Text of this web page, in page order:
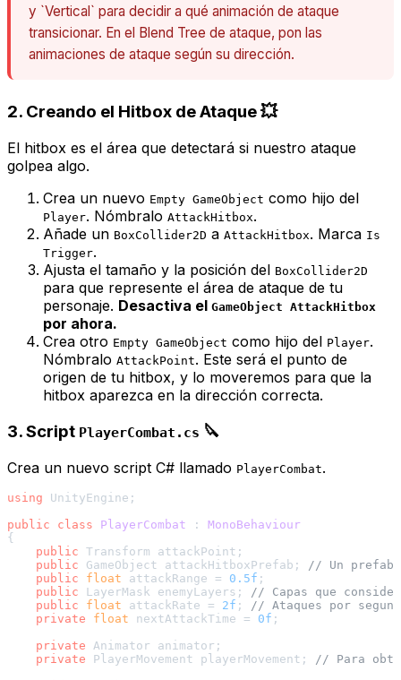
y `Vertical` para decidir a qué animación de ataque
transicionar. En el Blend Tree de ataque, pon las
animaciones de ataque según su dirección.
2. Creando el Hitbox de Ataque 💥
El hitbox es el área que detectará si nuestro ataque
golpea algo.
Crea un nuevo Empty GameObject como hijo del
Player. Nómbralo AttackHitbox.
Añade un BoxCollider2D a AttackHitbox. Marca Is
Trigger.
Ajusta el tamaño y la posición del BoxCollider2D
para que represente el área de ataque de tu
personaje. Desactiva el GameObject AttackHitbox
por ahora.
Crea otro Empty GameObject como hijo del Player.
Nómbralo AttackPoint. Este será el punto de
origen de tu hitbox, y lo moveremos para que la
hitbox aparezca en la dirección correcta.
3. Script PlayerCombat.cs 🔪
Crea un nuevo script C# llamado PlayerCombat.
using UnityEngine;
public
class PlayerCombat : MonoBehaviour
{
public Transform attackPoint;
public GameObject attackHitboxPrefab;
// Un prefab
public
float attackRange = 0.5f ;
public LayerMask enemyLayers;
// Capas que
public
float attackRate = 2f ;
// Ataques por
private
float nextAttackTime = 0f ;
private Animator animator;
private PlayerMovement playerMovement;
// Para